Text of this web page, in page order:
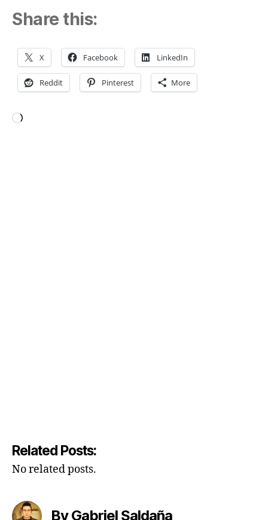
Share this:
X Facebook LinkedIn
Reddit Pinterest More
Related Posts:
No related posts.
By Gabriel Saldaña